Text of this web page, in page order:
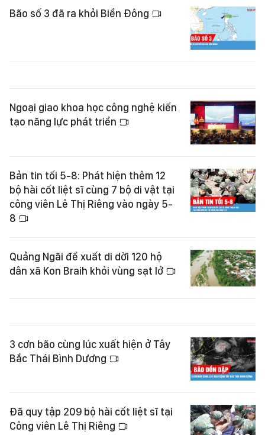
Bão số 3 đã ra khỏi Biển Đông
Ngoại giao khoa học công nghệ kiến
tạo năng lực phát triển
Bản tin tối 5-8: Phát hiện thêm 12
bộ hài cốt liệt sĩ cùng 7 bộ di vật tại
công viên Lê Thị Riêng vào ngày 5-
8
Quảng Ngãi đề xuất di dời 120 hộ
dân xã Kon Braih khỏi vùng sạt lở
3 cơn bão cùng lúc xuất hiện ở Tây
Bắc Thái Bình Dương
Đã quy tập 209 bộ hài cốt liệt sĩ tại
Công viên Lê Thị Riêng